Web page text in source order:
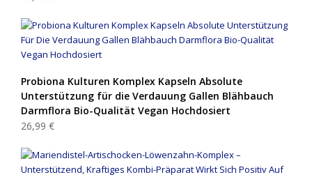
Probiona Kulturen Komplex Kapseln Absolute
Unterstützung für die Verdauung Gallen Blähbauch
Darmflora Bio-Qualität Vegan Hochdosiert
26,99 €